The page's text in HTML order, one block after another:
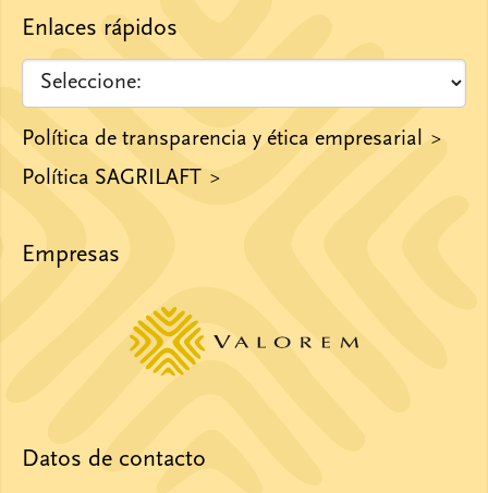
Enlaces rápidos
Política de transparencia y ética empresarial
Política SAGRILAFT
Empresas
Datos de contacto